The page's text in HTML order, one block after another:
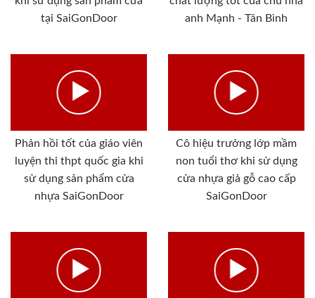
tại SaiGonDoor
anh Mạnh - Tân Bình
Phản hồi tốt của giáo viên
luyện thi thpt quốc gia khi
sử dụng sản phẩm cửa
nhựa SaiGonDoor
Cô hiệu trưởng lớp mầm
non tuổi thơ khi sử dụng
cửa nhựa giả gỗ cao cấp
SaiGonDoor